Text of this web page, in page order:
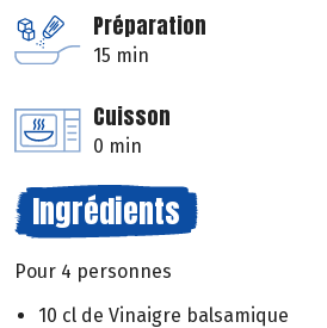
Préparation
15 min
Cuisson
0 min
Ingrédients
Pour 4 personnes
10 cl de Vinaigre balsamique